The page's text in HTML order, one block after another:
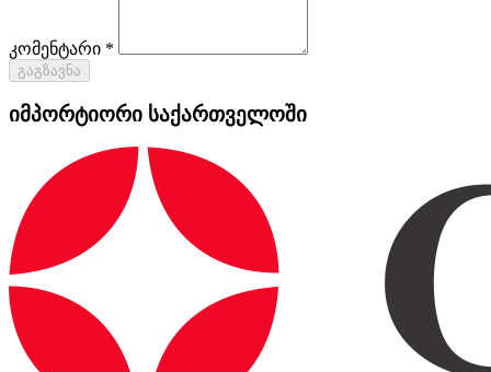
კომენტარი *
გაგზავნა
იმპორტიორი საქართველოში